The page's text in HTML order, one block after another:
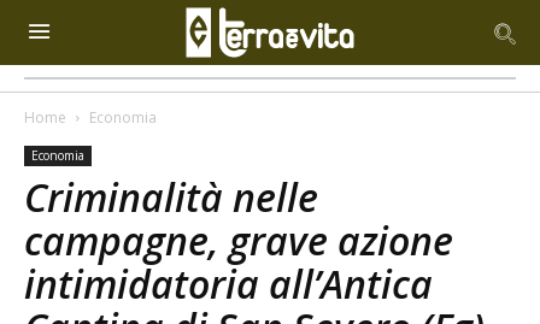
Home Economia
Economia
Criminalità nelle
campagne, grave azione
intimidatoria all’Antica